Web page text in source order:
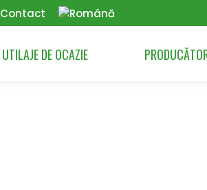
Contact
UTILAJE DE OCAZIE